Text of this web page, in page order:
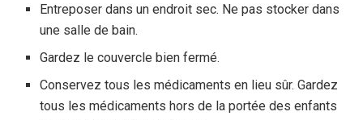
Entreposer dans un endroit sec. Ne pas stocker dans
une salle de bain.
Gardez le couvercle bien fermé.
Conservez tous les médicaments en lieu sûr. Gardez
tous les médicaments hors de la portée des enfants